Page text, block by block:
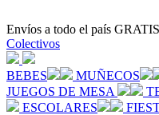
Envíos a todo el país
Colectivos
BEBES MUÑECOS
JUEGOS DE MESA
ESCOLARES